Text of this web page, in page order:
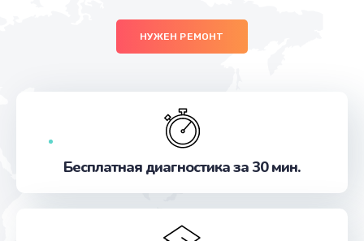
Ремонт мультиконтроллера
Замена шлейфа
от 600 руб.
Заказать
Замена разъема питания
НУЖЕН РЕМОНТ
Бесплатная диагностика за 30 мин.